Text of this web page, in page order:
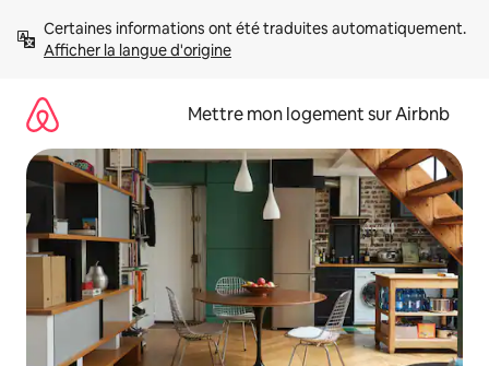
directement
Afficher la langue d'origine
Mettre mon logement sur Airbnb